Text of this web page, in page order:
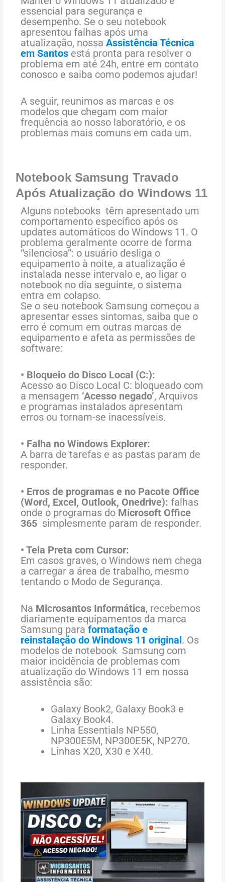
essencial para segurança e
desempenho. Se o seu notebook
apresentou falhas após uma
atualização, nossaAssistência Técnica
em Santos está pronta para resolver o
problema em até 24h, entre em contato
conosco e saiba como podemos ajudar!
A seguir, reunimos as marcas e os
modelos que chegam com maior
frequência ao nosso laboratório, e os
problemas mais comuns em cada um.
Notebook Samsung Travado
Após Atualização do Windows 11
Alguns notebooks têm apresentado um
comportamento específico após os
updates automáticos do Windows 11. O
problema geralmente ocorre de forma
“silenciosa”: o usuário desliga o
equipamento à noite, a atualização é
instalada nesse intervalo e, ao ligar o
notebook no dia seguinte, o sistema
entra em colapso.
Se o seu notebook Samsung começou a
apresentar esses sintomas, saiba que o
erro é comum em outras marcas de
equipamento e afeta as permissões de
software:
• Bloqueio do Disco Local (C:):
Acesso ao Disco Local C: bloqueado com
a mensagem ‘Acesso negado’, Arquivos
e programas instalados apresentam
erros ou tornam-se inacessíveis.
• Falha no Windows Explorer:
A barra de tarefas e as pastas param de
responder.
• Erros de programas e no Pacote Office
(Word, Excel, Outlook, Onedrive): falhas
onde o programas do Microsoft Office
365 simplesmente param de responder.
• Tela Preta com Cursor:
Em casos graves, o Windows nem chega
a carregar a área de trabalho, mesmo
tentando o Modo de Segurança.
Na Microsantos Informática, recebemos
diariamente equipamentos da marca
Samsung paraformatação e
reinstalação do Windows 11 original. Os
modelos de notebook Samsung com
maior incidência de problemas com
atualização do Windows 11 em nossa
assistência são:
Galaxy Book2, Galaxy Book3 e
Galaxy Book4.
Linha Essentials NP550,
NP300E5M, NP300E5K, NP270.
Linhas X20, X30 e X40.